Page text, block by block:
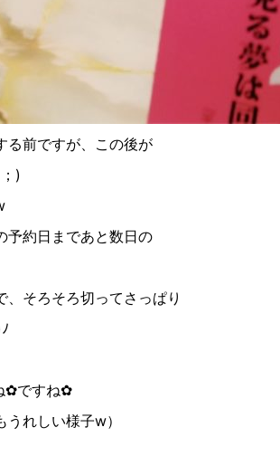
る前ですが、この後が
)
予約日まであと数日の
、そろそろ切ってさっぱり
ﾉ
✿︎ですね✿︎
うれしい様子w）